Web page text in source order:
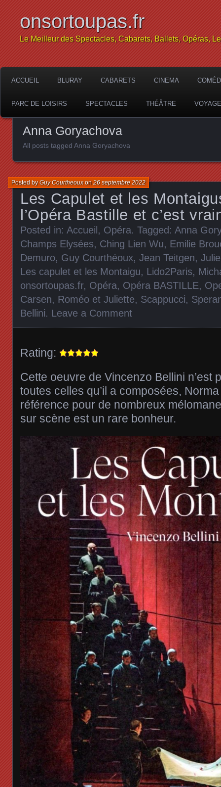
onsortoupas.fr
Le Meilleur des Spectacles, Cabarets, Ballets, Opéras,
ACCUEIL BLURAY CABARETS CINEMA
PARC DE LOISIRS SPECTACLES THÉÂTRE
Anna Goryachova
All posts tagged Anna Goryachova
Les Capulet et les
l’Opéra Bastille et c’est
Posted byGuy Courtheouxon26 septembre 2022
Posted in: Accueil, Opéra. Tagged: Anna
Champs Elysées, Ching Lien Wu, Emilie
Demuro, Guy Courthéoux, Jean Teitgen,
Les capulet et les Montaigu, Lido2Paris,
onsortoupas.fr, Opéra, Opéra BASTILLE,
Carsen, Roméo et Juliette, Scappucci,
Bellini. Leave a Comment
Rating:
Cette oeuvre de Vincenzo Bellini n’est
toutes celles qu’il a composées,
référence pour de nombreux
sur scène est un rare bonheur.